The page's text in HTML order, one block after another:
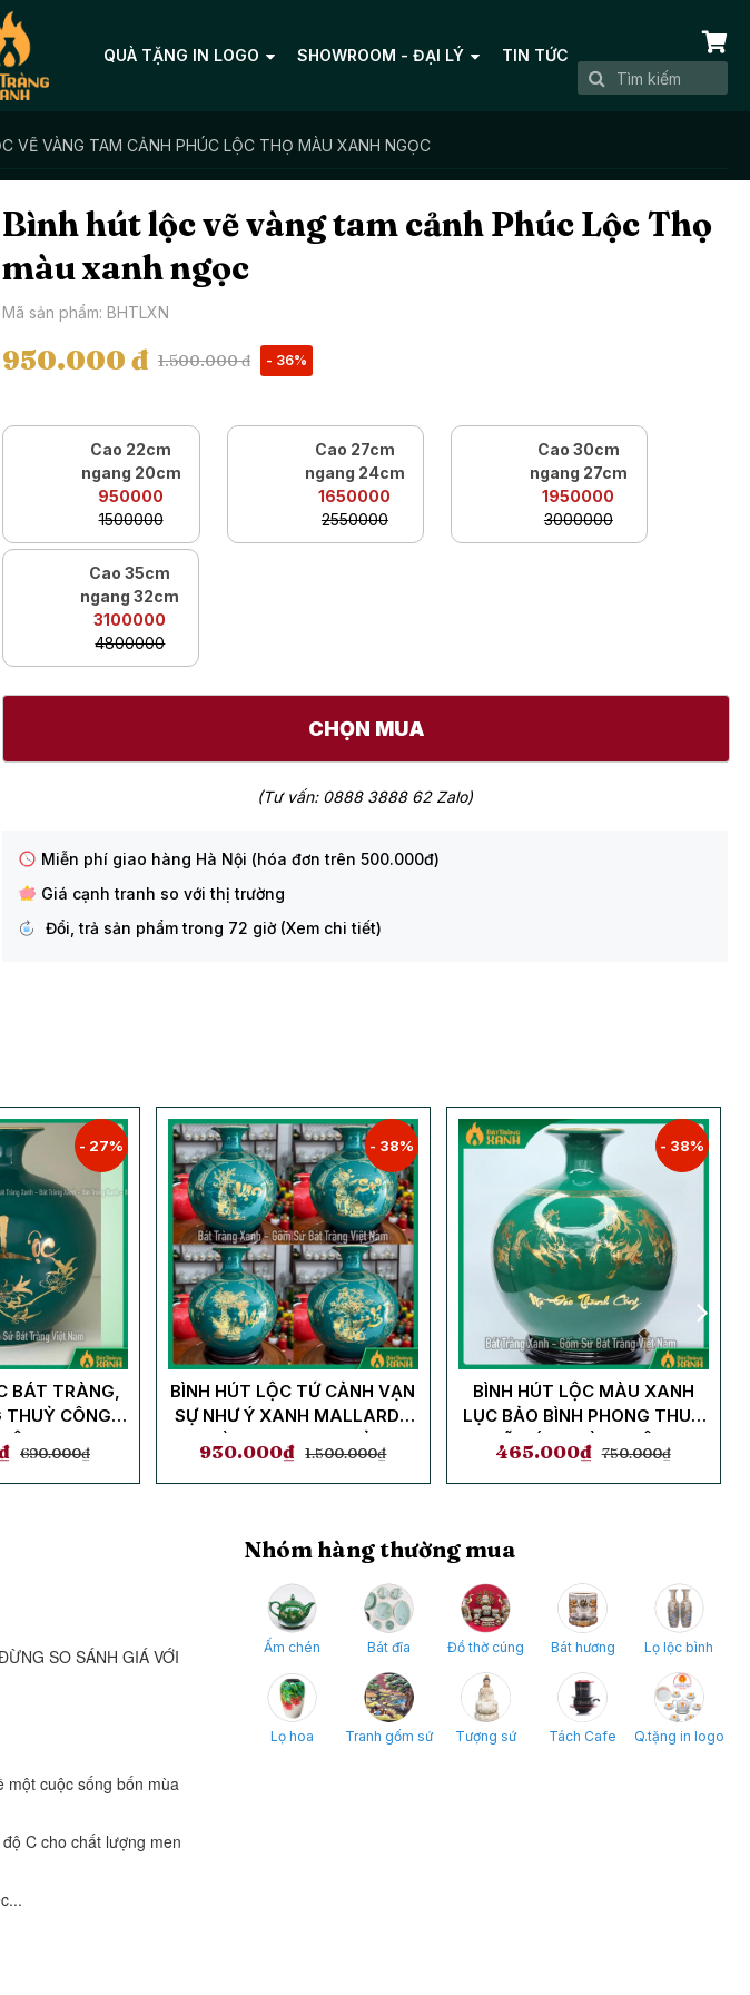
QUÀ TẶNG IN LOGO SHOWROOM - ĐẠI LÝ TIN TỨC
VẼ VÀNG TAM CẢNH PHÚC LỘC THỌ MÀU XANH NGỌC
Bình hút lộc vẽ vàng tam cảnh Phúc Lộc Thọ
màu xanh ngọc
Mã sản phẩm: BHTLXN
950.000 đ 1.500.000 đ - 36%
Cao 22cm
ngang 20cm
950000
1500000
Cao 27cm
ngang 24cm
1650000
2550000
Cao 30cm
ngang 27cm
1950000
3000000
Cao 35cm
ngang 32cm
3100000
4800000
CHỌN MUA
(Tư vấn: 0888 3888 62 Zalo)
Miễn phí giao hàng Hà Nội (hóa đơn trên 500.000đ)
Giá cạnh tranh so với thị trường
Đổi, trả sản phẩm trong 72 giờ (Xem chi tiết)
- 27%
BÁT TRÀNG,
THUỶ CÔNG
XANH
690.000₫
- 38%
BÌNH HÚT LỘC TỨ CẢNH VẠN
SỰ NHƯ Ý XANH MALLARD -
BÌNH PHONG THUỶ
930.000₫ 1.500.000₫
- 38%
BÌNH HÚT LỘC MÀU XANH
LỤC BẢO BÌNH PHONG THUỶ
MÃ ĐÁO THÀNH CÔNG
465.000₫ 750.000₫
SO SÁNH GIÁ VỚI
một cuộc sống bốn mùa
C cho chất lượng men
Nhóm hàng thường mua
Ấm chén Bát đĩa Đồ thờ cúng Bát hương Lọ lộc bình
Lọ hoa Tranh gốm sứ Tượng sứ Tách Cafe Q.tặng in logo